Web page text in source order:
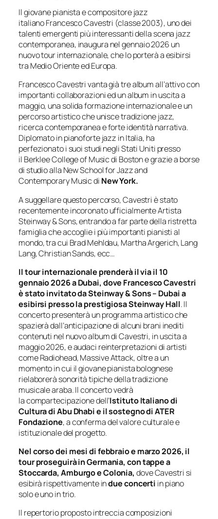
Il giovane pianista e compositore jazz
italiano Francesco Cavestri (classe 2003), uno dei
talenti emergenti più interessanti della scena jazz
contemporanea, inaugura nel gennaio 2026 un
nuovo tour internazionale, che lo porterà a esibirsi
tra Medio Oriente ed Europa.
Francesco Cavestri vanta già tre album all’attivo con
importanti collaborazioni ed un album in uscita a
maggio, una solida formazione internazionale e un
percorso artistico che unisce tradizione jazz,
ricerca contemporanea e forte identità narrativa.
Diplomato in pianoforte jazz in Italia, ha
perfezionato i suoi studi negli Stati Uniti presso
il Berklee College of Music di Boston e grazie a borse
di studio alla New School for Jazz and
Contemporary Music di New York.
A suggellare questo percorso, Cavestri è stato
recentemente incoronato ufficialmente Artista
Steinway & Sons, entrando a far parte della ristretta
famiglia che accoglie i più importanti pianisti al
mondo, tra cui Brad Mehldau, Martha Argerich, Lang
Lang, Christian Sands, ecc…
Il tour internazionale prenderà il via il 10
gennaio 2026 a Dubai, dove Francesco Cavestri
è stato invitato da Steinway & Sons – Dubai a
esibirsi presso la prestigiosa Steinway Hall. Il
concerto presenterà un programma artistico che
spazierà dall’anticipazione di alcuni brani inediti
contenuti nel nuovo album di Cavestri, in uscita a
maggio 2026, e audaci reinterpretazioni di artisti
come Radiohead, Massive Attack, oltre a un
momento in cui il giovane pianista bolognese
rielaborerà sonorità tipiche della tradizione
musicale araba. Il concerto vedrà
la compartecipazione dell’Istituto Italiano di
Cultura di Abu Dhabi e il sostegno di ATER
Fondazione, a conferma del valore culturale e
istituzionale del progetto.
Nel corso dei mesi di febbraio e marzo 2026, il
tour proseguirà in Germania, con tappe a
Stoccarda, Amburgo e Colonia, dove Cavestri si
esibirà rispettivamente indue concerti in piano
solo e uno in trio.
Il repertorio proposto intreccia composizioni